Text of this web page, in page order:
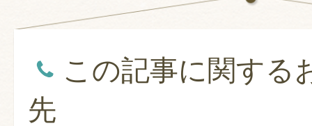
この記事に関する
先